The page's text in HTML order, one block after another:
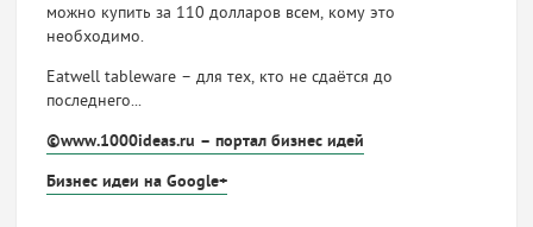
можно купить за 110 долларов всем, кому это
необходимо.
Eatwell tableware – для тех, кто не сдаётся до
последнего...
©www.1000ideas.ru – портал бизнес идей
Бизнес идеи на Google+